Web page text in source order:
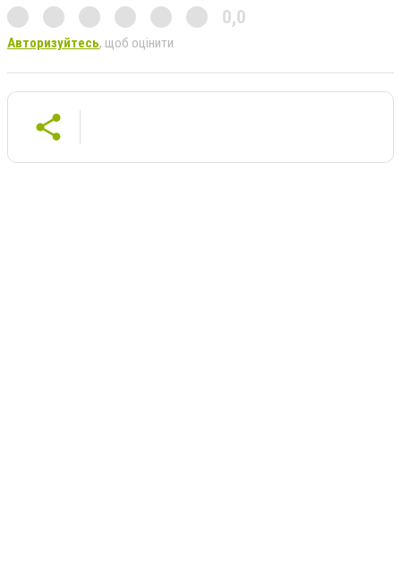
0,0
Авторизуйтесь, щоб оцінити